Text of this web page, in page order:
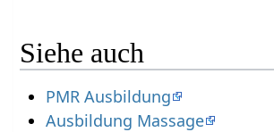
Siehe auch
PMR Ausbildung
Ausbildung Massage